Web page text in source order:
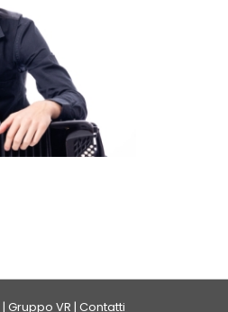
| Gruppo VR | Contatti